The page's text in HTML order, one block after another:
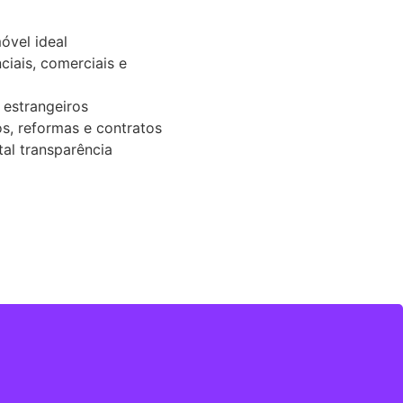
ideal
comerciais e
reformas e contratos
transparência